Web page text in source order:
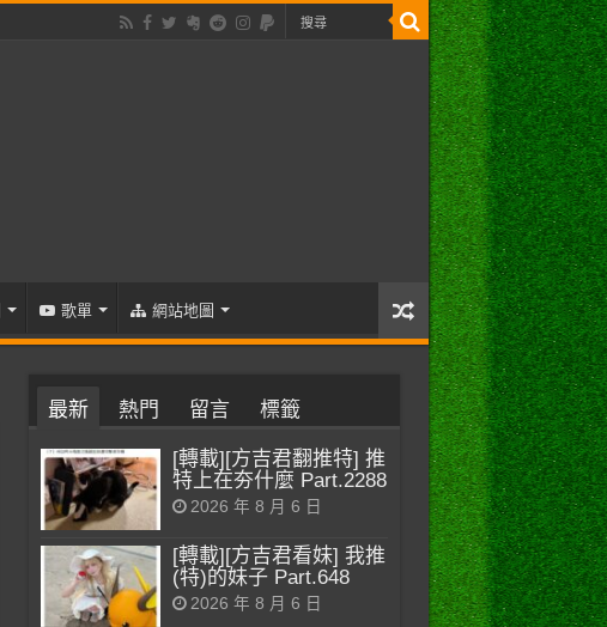
歌單 網站地圖
最新 熱門 留言 標籤
[轉載][方吉君翻推特] 推
特上在夯什麼 Part.2288
2026 年 8 月 6 日
[轉載][方吉君看妹] 我推
(特)的妹子 Part.648
2026 年 8 月 6 日